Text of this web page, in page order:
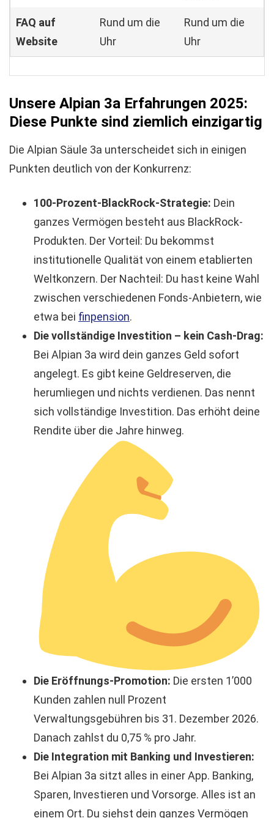
FAQ auf
Website
Rund um die
Uhr
Rund um die
Uhr
Unsere Alpian 3a Erfahrungen 2025:
Diese Punkte sind ziemlich einzigartig
Die Alpian Säule 3a unterscheidet sich in einigen
Punkten deutlich von der Konkurrenz:
100-Prozent-BlackRock-Strategie: Dein
ganzes Vermögen besteht aus BlackRock-
Produkten. Der Vorteil: Du bekommst
institutionelle Qualität von einem etablierten
Weltkonzern. Der Nachteil: Du hast keine Wahl
zwischen verschiedenen Fonds-Anbietern, wie
etwa bei finpension.
Die vollständige Investition – kein Cash-Drag:
Bei Alpian 3a wird dein ganzes Geld sofort
angelegt. Es gibt keine Geldreserven, die
herumliegen und nichts verdienen. Das nennt
sich vollständige Investition. Das erhöht deine
Rendite über die Jahre hinweg.
Die Eröffnungs-Promotion: Die ersten 1’000
Kunden zahlen null Prozent
Verwaltungsgebühren bis 31. Dezember 2026.
Danach zahlst du 0,75 % pro Jahr.
Die Integration mit Banking und Investieren:
Bei Alpian 3a sitzt alles in einer App. Banking,
Sparen, Investieren und Vorsorge. Alles ist an
einem Ort. Du siehst dein ganzes Vermögen